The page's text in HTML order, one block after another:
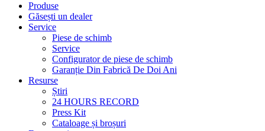
Produse
Găsești un dealer
Service
Piese de schimb
Service
Configurator de piese de schimb
Garanție Din Fabrică De Doi Ani
Resurse
Știri
24 HOURS RECORD
Press Kit
Cataloage și broșuri